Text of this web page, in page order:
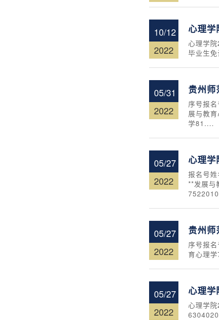
10/12
2022
心理学
心理学
毕业生
05/31
2022
贵州
序号报
展与教
学81....
05/27
2022
心理学
报名号
**发展与
05/27
2022
贵州
序号报
育心理
05/27
2022
心理学
心理学